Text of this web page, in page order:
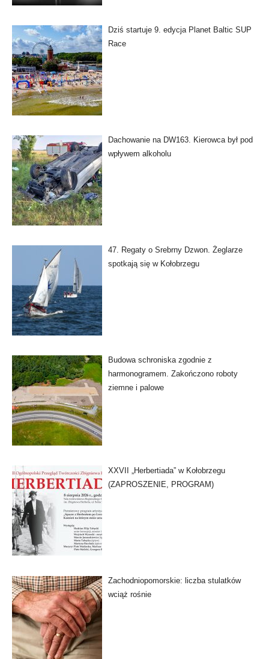
Dziś startuje 9. edycja Planet Baltic SUP
Race
Dachowanie na DW163. Kierowca był pod
wpływem alkoholu
47. Regaty o Srebrny Dzwon. Żeglarze
spotkają się w Kołobrzegu
Budowa schroniska zgodnie z
harmonogramem. Zakończono roboty
ziemne i palowe
XXVII „Herbertiada” w Kołobrzegu
(ZAPROSZENIE, PROGRAM)
Zachodniopomorskie: liczba stulatków
wciąż rośnie